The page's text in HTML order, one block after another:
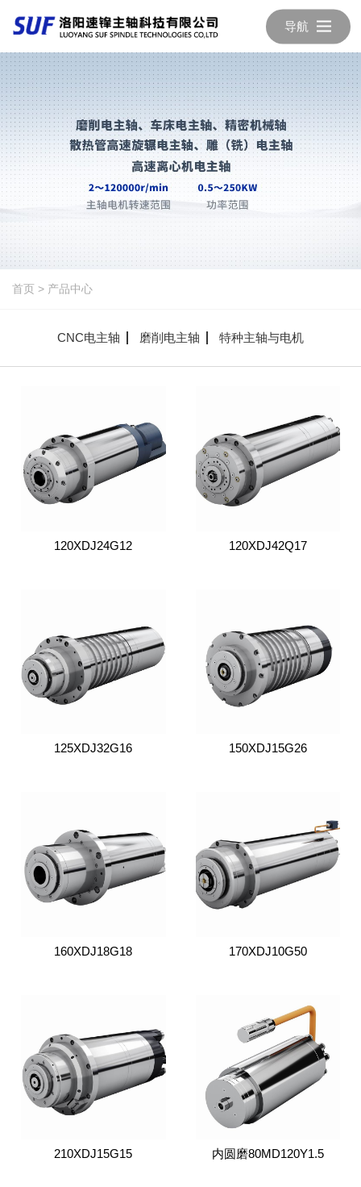
导航
首页 > 产品中心
CNC电主轴 磨削电主轴 特种主轴与电机
120XDJ24G12 120XDJ42Q17
125XDJ32G16 150XDJ15G26
160XDJ18G18 170XDJ10G50
210XDJ15G15 内圆磨80MD120Y1.5